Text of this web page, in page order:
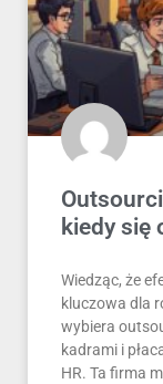
kiedy się
Wiedząc, że
kluczowa dla
wybiera
kadrami i
HR. Ta firma